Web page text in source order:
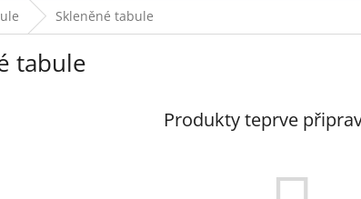
Skleněné tabule
tabule
Produkty teprve